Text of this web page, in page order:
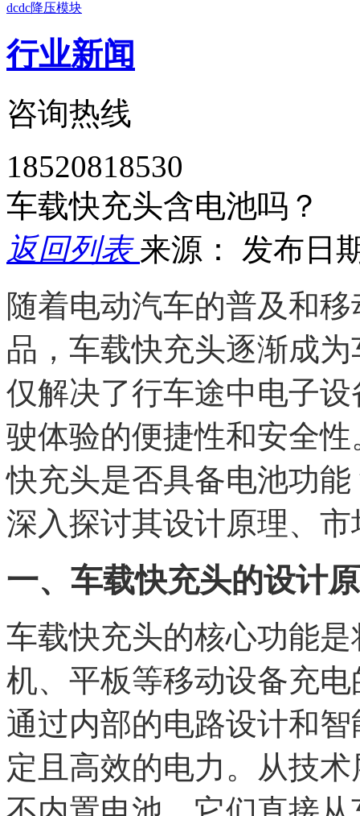
dcdc降压模块
行业新闻
咨询热线
18520818530
车载快充头含电池吗？
返回列表来源： 发布日
随着电动汽车的普及和
品，车载快充头逐渐成
仅解决了行车途中电子
驶体验的便捷性和安全
快充头是否具备电池功
深入探讨其设计原理、
一、车载快充头的设计
车载快充头的核心功能
机、平板等移动设备充
通过内部的电路设计和
定且高效的电力。从技